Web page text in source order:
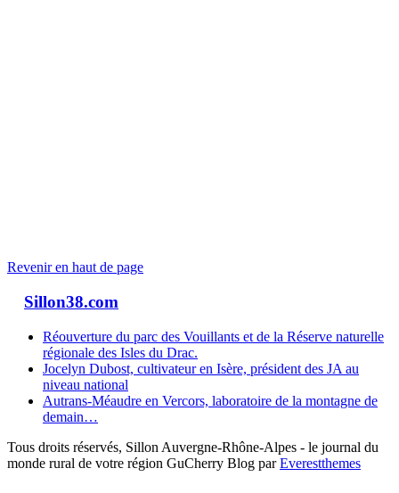
Revenir en haut de page
Sillon38.com
Réouverture du parc des Vouillants et de la Réserve naturelle
régionale des Isles du Drac.
Jocelyn Dubost, cultivateur en Isère, président des JA au
niveau national
Autrans-Méaudre en Vercors, laboratoire de la montagne de
demain…
Tous droits réservés, Sillon Auvergne-Rhône-Alpes - le journal du
monde rural de votre région GuCherry Blog parEverestthemes